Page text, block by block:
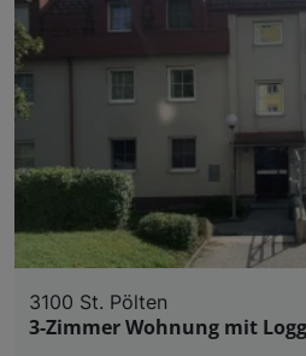
3100 St. Pölten
3-Zimmer Wohnung mit